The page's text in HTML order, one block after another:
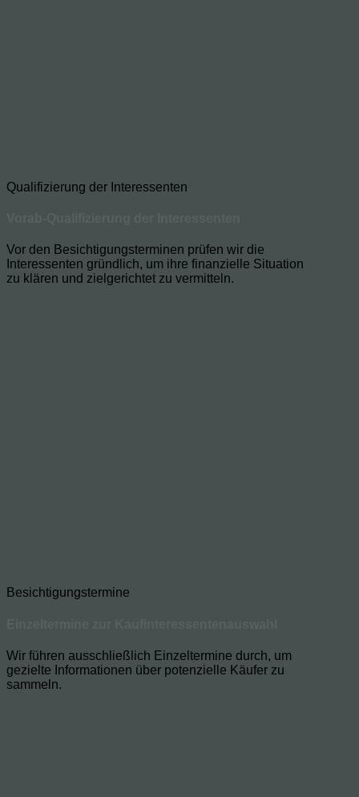
Qualifizierung der Interessenten
Vor den Besichtigungsterminen prüfen wir die
Interessenten gründlich, um ihre finanzielle Situation
zu klären und zielgerichtet zu vermitteln.
Besichtigungstermine
Wir führen ausschließlich Einzeltermine durch, um
gezielte Informationen über potenzielle Käufer zu
sammeln.